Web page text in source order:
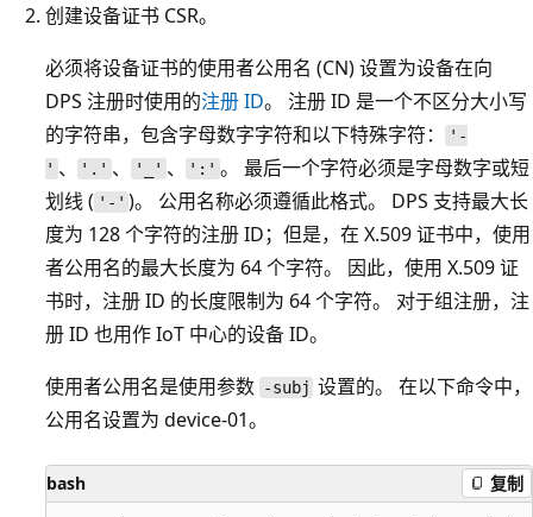
创建设备证书 CSR。
必须将设备证书的使用者公用名 (CN) 设置为设备在向
DPS 注册时使用的注册 ID。 注册 ID 是一个不区分大小写
的字符串，包含字母数字字符和以下特殊字符：
'-
' 、 '.' 、 '_' 、 ':' 。 最后一个字符必须是字母数字或短
划线 ( '-' )。 公用名称必须遵循此格式。 DPS 支持最大长
度为 128 个字符的注册 ID；但是，在 X.509 证书中，使用
者公用名的最大长度为 64 个字符。 因此，使用 X.509 证
书时，注册 ID 的长度限制为 64 个字符。 对于组注册，注
册 ID 也用作 IoT 中心的设备 ID。
使用者公用名是使用参数 -subj 设置的。 在以下命令中，
公用名设置为 device-01。
bash 复制